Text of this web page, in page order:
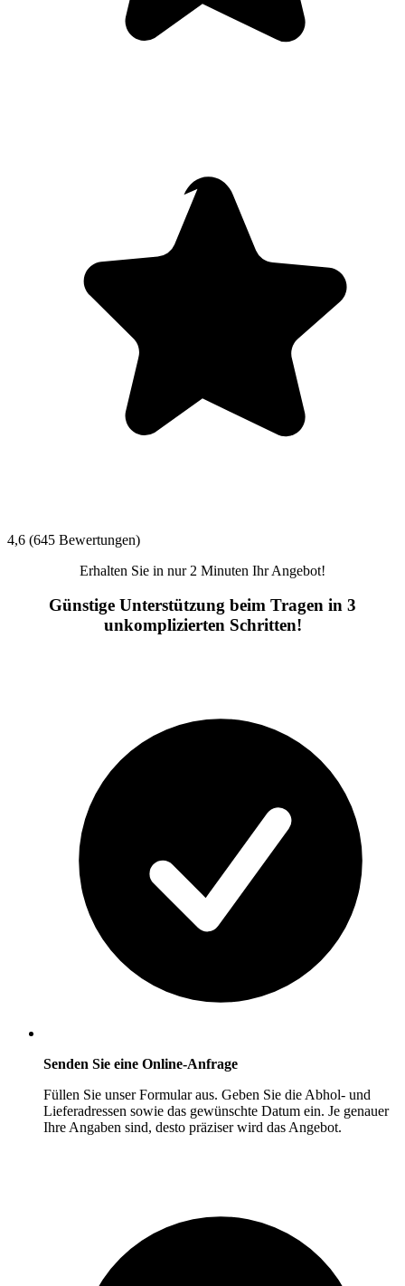
4,6 (645 Bewertungen)
Erhalten Sie in nur 2 Minuten Ihr Angebot!
Günstige Unterstützung beim Tragen in 3
unkomplizierten Schritten!
Senden Sie eine Online-Anfrage
Füllen Sie unser Formular aus. Geben Sie die Abhol- und
Lieferadressen sowie das gewünschte Datum ein. Je genauer
Ihre Angaben sind, desto präziser wird das Angebot.